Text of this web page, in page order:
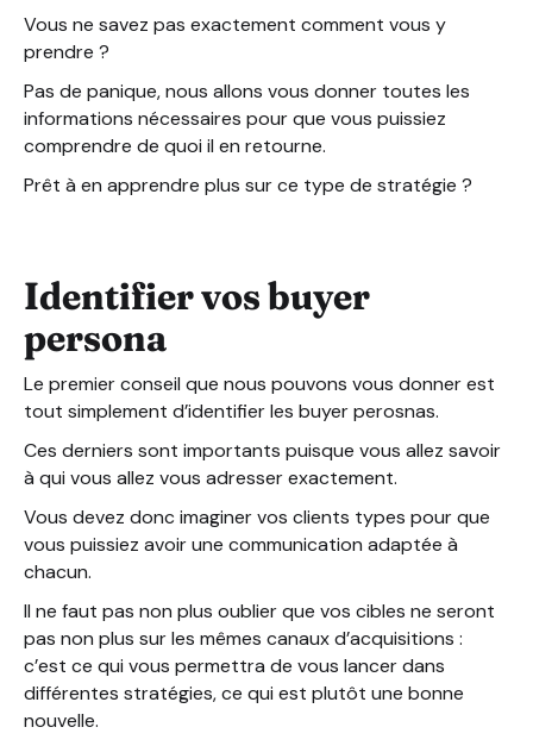
Vous ne savez pas exactement comment vous y
prendre ?
Pas de panique, nous allons vous donner toutes les
informations nécessaires pour que vous puissiez
comprendre de quoi il en retourne.
Prêt à en apprendre plus sur ce type de stratégie ?
Identifier vos buyer
persona
Le premier conseil que nous pouvons vous donner est
tout simplement d’identifier les buyer perosnas.
Ces derniers sont importants puisque vous allez savoir
à qui vous allez vous adresser exactement.
Vous devez donc imaginer vos clients types pour que
vous puissiez avoir une communication adaptée à
chacun.
Il ne faut pas non plus oublier que vos cibles ne seront
pas non plus sur les mêmes canaux d’acquisitions :
c’est ce qui vous permettra de vous lancer dans
différentes stratégies, ce qui est plutôt une bonne
nouvelle.